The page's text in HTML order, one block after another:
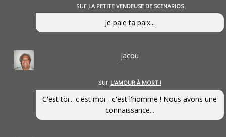
sur LA PETITE VENDEUSE DE SCENARIOS
Je paie ta paix...
jacou
sur L’AMOUR À MORT !
C'est toi... c'est moi - c'est l'homme ! Nous avons une
connaissance...